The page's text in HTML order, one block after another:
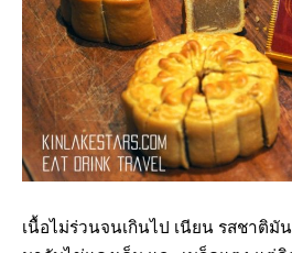
เนื้อไม่ร่วนจนเกินไป เนียน รสชาติมั